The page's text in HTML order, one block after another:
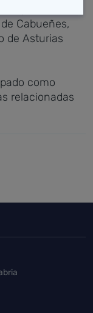
que se
Cabueñes,
de Asturias
como
relacionadas